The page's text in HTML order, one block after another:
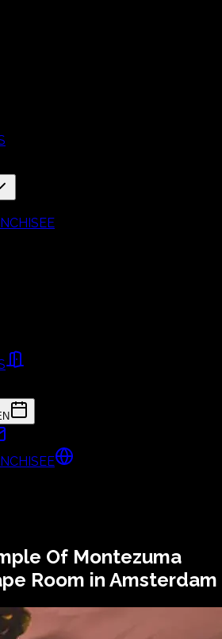
Of Montezuma
Room in Amsterdam